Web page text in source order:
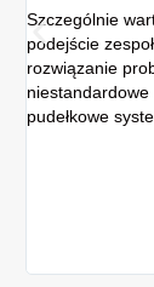
Szczególnie
podejście
rozwiązanie
niestandardowe
pudełkowe